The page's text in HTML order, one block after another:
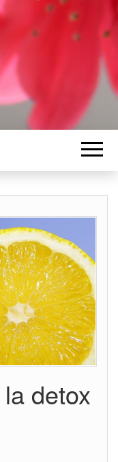
detox